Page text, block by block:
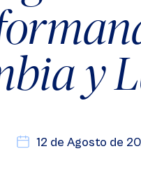
y
12 de Agosto de